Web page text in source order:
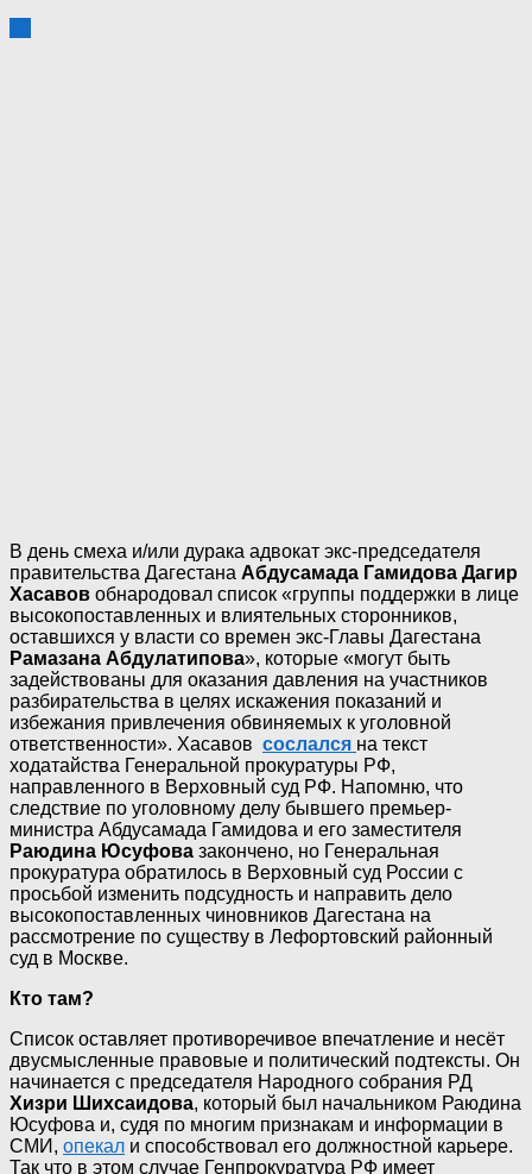
В день смеха и/или дурака адвокат экс-председателя
правительства Дагестана Абдусамада Гамидова Дагир
Хасавов обнародовал список «группы поддержки в лице
высокопоставленных и влиятельных сторонников,
оставшихся у власти со времен экс-Главы Дагестана
Рамазана Абдулатипова», которые «могут быть
задействованы для оказания давления на участников
разбирательства в целях искажения показаний и
избежания привлечения обвиняемых к уголовной
ответственности». Хасавов сослался на текст
ходатайства Генеральной прокуратуры РФ,
направленного в Верховный суд РФ. Напомню, что
следствие по уголовному делу бывшего премьер-
министра Абдусамада Гамидова и его заместителя
Раюдина Юсуфова закончено, но Генеральная
прокуратура обратилось в Верховный суд России с
просьбой изменить подсудность и направить дело
высокопоставленных чиновников Дагестана на
рассмотрение по существу в Лефортовский районный
суд в Москве.
Кто там?
Список оставляет противоречивое впечатление и несёт
двусмысленные правовые и политический подтексты. Он
начинается с председателя Народного собрания РД
Хизри Шихсаидова, который был начальником Раюдина
Юсуфова и, судя по многим признакам и информации в
СМИ, опекал и способствовал его должностной карьере.
Так что в этом случае Генпрокуратура РФ имеет